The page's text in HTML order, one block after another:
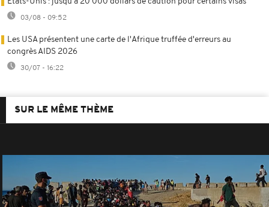
03/08 - 09:52
Les USA présentent une carte de l'Afrique truffée d'erreurs au
congrès AIDS 2026
30/07 - 16:22
SUR LE MÊME THÈME